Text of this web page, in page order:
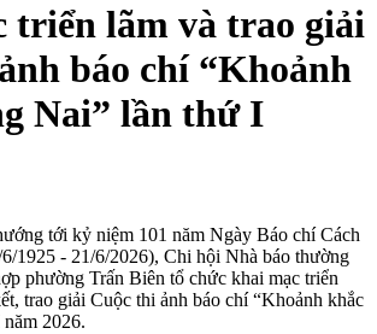
triển lãm và trao giải
báo chí “Khoảnh
Nai” lần thứ I
tới kỷ niệm 101 năm Ngày Báo chí Cách
1925 - 21/6/2026), Chi hội Nhà báo thường
phường Trấn Biên tổ chức khai mạc triển
trao giải Cuộc thi ảnh báo chí “Khoảnh khắc
2026.